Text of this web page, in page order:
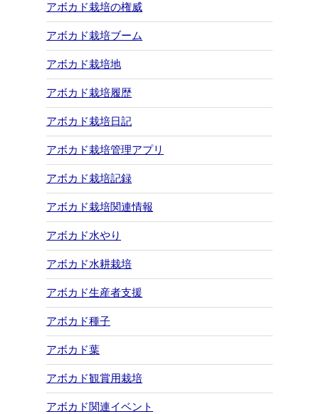
アボカド栽培の権威
アボカド栽培ブーム
アボカド栽培地
アボカド栽培履歴
アボカド栽培日記
アボカド栽培管理アプリ
アボカド栽培記録
アボカド栽培関連情報
アボカド水やり
アボカド水耕栽培
アボカド生産者支援
アボカド種子
アボカド葉
アボカド観賞用栽培
アボカド関連イベント